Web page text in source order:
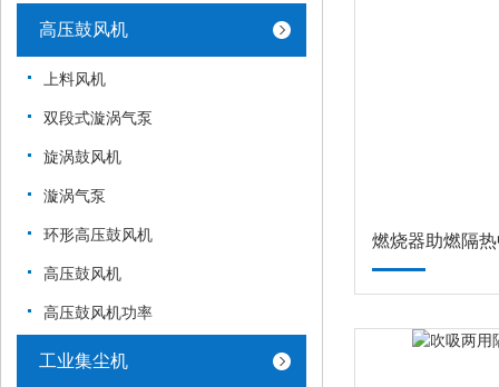
高压鼓风机
上料风机
双段式漩涡气泵
旋涡鼓风机
漩涡气泵
环形高压鼓风机
高压鼓风机
高压鼓风机功率
工业集尘机
燃烧器助燃隔